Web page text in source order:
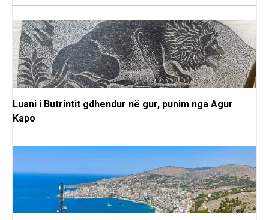
Luani i Butrintit gdhendur në gur, punim nga Agur
Kapo